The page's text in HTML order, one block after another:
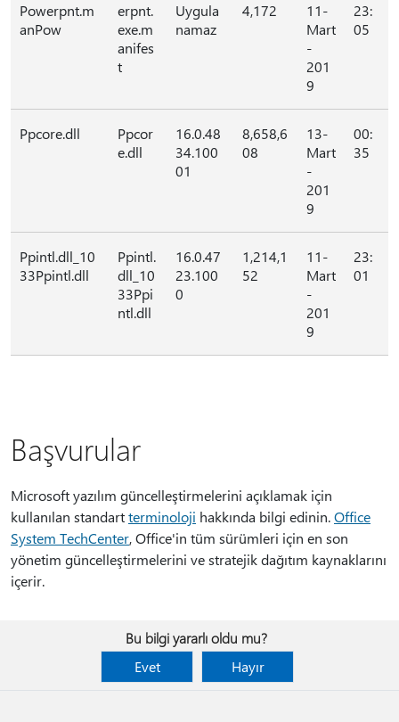
Powerpnt.m
anPow
erpnt.
exe.m
anifes
t
Uygula
namaz
4,172
11-
Mart
-
201
9
23:
05
Ppcore.dll
Ppcor
e.dll
16.0.48
34.100
01
8,658,6
08
13-
Mart
-
201
9
00:
35
Ppintl.dll_10
33Ppintl.dll
Ppintl.
dll_10
33Ppi
ntl.dll
16.0.47
23.100
0
1,214,1
52
11-
Mart
-
201
9
23:
01
Başvurular
Microsoft yazılım güncelleştirmelerini açıklamak için
kullanılan standartterminoloji hakkında bilgi edinin.Office
System TechCenter, Office'in tüm sürümleri için en son
yönetim güncelleştirmelerini ve stratejik dağıtım kaynaklarını
içerir.
Bu bilgi yararlı oldu mu?
Evet
Hayır